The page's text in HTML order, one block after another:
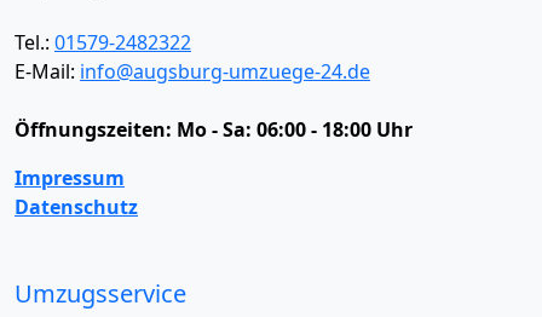
Tel.: 01579-2482322
E-Mail: info@augsburg-umzuege-24.de
Öffnungszeiten: Mo - Sa: 06:00 - 18:00 Uhr
Impressum
Datenschutz
Umzugsservice